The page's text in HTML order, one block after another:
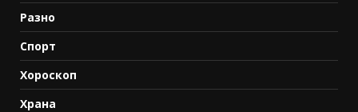
Разно
Спорт
Хороскоп
Храна